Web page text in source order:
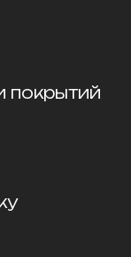
покрытий